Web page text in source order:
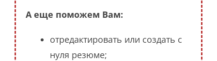
А еще поможем Вам:
отредактировать или создать с
нуля резюме;